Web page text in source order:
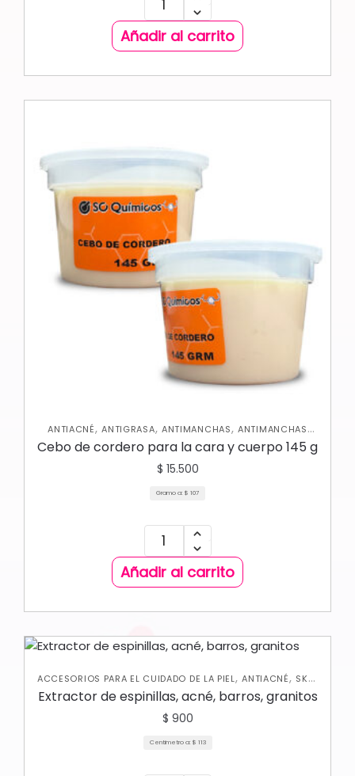
Añadir al carrito
ANTIACNÉ,ANTIGRASA, ANTIMANCHAS,ANTIMANCHAS
CORPORAL, HIDRATANTES
Cebo de cordero para la cara y cuerpo 145 g
$ 15.500
Gramo a: $ 107
Añadir al carrito
ACCESORIOS PARA EL CUIDADO DE LA PIEL,ANTIACNÉ, SKIN
CARE FACIAL
Extractor de espinillas, acné, barros, granitos
$ 900
Centimetro a: $ 113